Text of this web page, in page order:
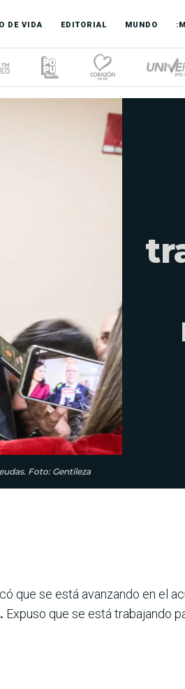
DE VIDA EDITORIAL MUNDO
Foto: Gentileza
que se está avanzando en el
Expuso que se está trabajando